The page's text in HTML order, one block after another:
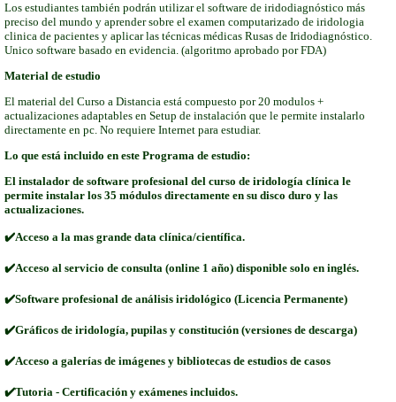
Los estudiantes también podrán utilizar el software de iridodiagnóstico más
preciso del mundo y aprender sobre el examen computarizado de iridologia
clinica de pacientes y aplicar las técnicas médicas Rusas de Iridodiagnóstico.
Unico software basado en evidencia. (algoritmo aprobado por FDA)
Material de estudio
El material del Curso a Distancia está compuesto por 20 modulos +
actualizaciones adaptables en Setup de instalación que le permite instalarlo
directamente en pc. No requiere Internet para estudiar.
Lo que está incluido en este Programa de estudio:
El instalador de software profesional del curso de iridología clínica le
permite instalar los 35 módulos directamente en su disco duro y las
actualizaciones.
✔️Acceso a la mas grande data clínica/científica.
✔️Acceso al servicio de consulta (online 1 año) disponible solo en inglés.
✔️Software profesional de análisis iridológico (Licencia Permanente)
✔️Gráficos de iridología, pupilas y constitución (versiones de descarga)
✔️Acceso a galerías de imágenes y bibliotecas de estudios de casos
✔️Tutoria - Certificación y exámenes incluidos.